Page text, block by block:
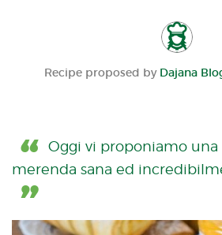
Recipe proposed by Dajana
Oggi vi proponiamo
merenda sana ed